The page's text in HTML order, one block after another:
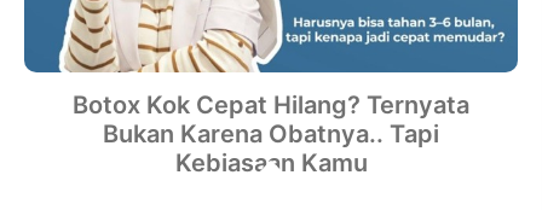
Botox Kok Cepat Hilang? Ternyata
Bukan Karena Obatnya.. Tapi
Kebiasaan Kamu